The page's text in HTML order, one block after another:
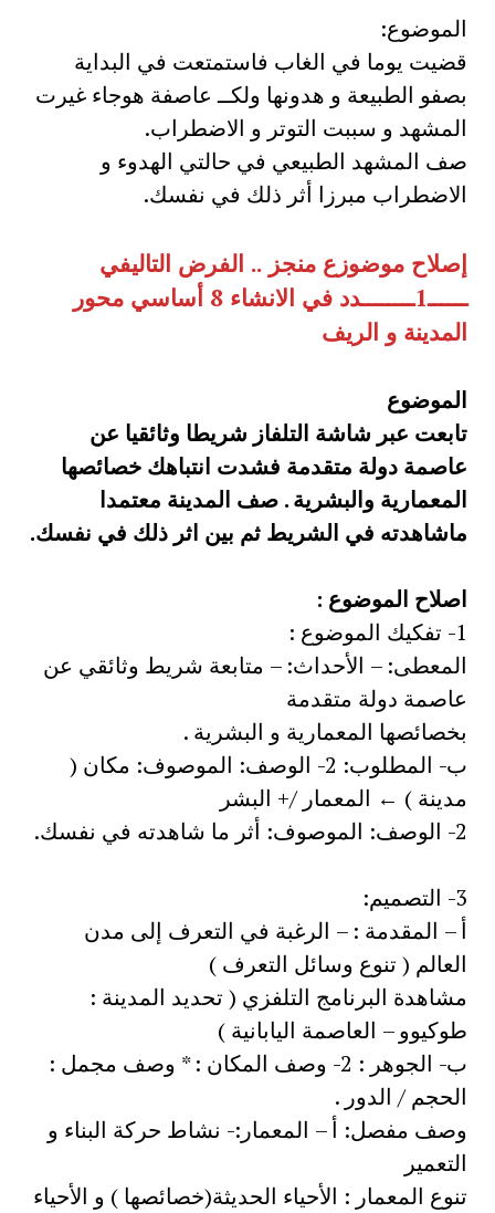
الموضوع:
قضيت يوما في الغاب فاستمتعت في البداية
بصفو الطبيعة و هدونها ولكــ عاصفة هوجاء غيرت
المشهد و سببت التوتر و الاضطراب.
صف المشهد الطبيعي في حالتي الهدوء و
الاضطراب مبرزا أثر ذلك في نفسك.
إصلاح موضوزع منجز .. الفرض التاليفي
ــــــ1ــــــــدد في الانشاء 8 أساسي محور
المدينة و الريف
الموضوع
تابعت عبر شاشة التلفاز شريطا وثائقيا عن
عاصمة دولة متقدمة فشدت انتباهك خصائصها
المعمارية والبشرية . صف المدينة معتمدا
ماشاهدته في الشريط ثم بين اثر ذلك في نفسك.
اصلاح الموضوع :
1- تفكيك الموضوع :
المعطى: – الأحداث: – متابعة شريط وثائقي عن
عاصمة دولة متقدمة
بخصائصها المعمارية و البشرية .
ب- المطلوب: 2- الوصف: الموصوف: مكان (
مدينة ) ← المعمار /+ البشر
2- الوصف: الموصوف: أثر ما شاهدته في نفسك.
3- التصميم:
أ – المقدمة : – الرغبة في التعرف إلى مدن
العالم ( تنوع وسائل التعرف )
مشاهدة البرنامج التلفزي ( تحديد المدينة :
طوكيوو – العاصمة اليابانية )
ب- الجوهر : 2- وصف المكان : * وصف مجمل :
الحجم / الدور .
وصف مفصل: أ – المعمار:- نشاط حركة البناء و
التعمير
تنوع المعمار : الأحياء الحديثة(خصائصها ) و الأحياء